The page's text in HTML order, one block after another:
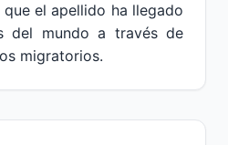
el apellido ha llegado
del mundo a través de
migratorios.